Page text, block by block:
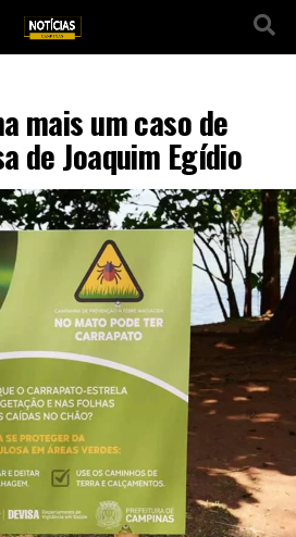
mais um caso de
de Joaquim Egídio